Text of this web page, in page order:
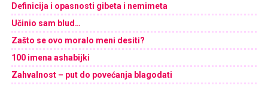
Definicija i opasnosti gibeta i nemimeta
Učinio sam blud…
Zašto se ovo moralo meni desiti?
100 imena ashabijki
Zahvalnost – put do povećanja blagodati